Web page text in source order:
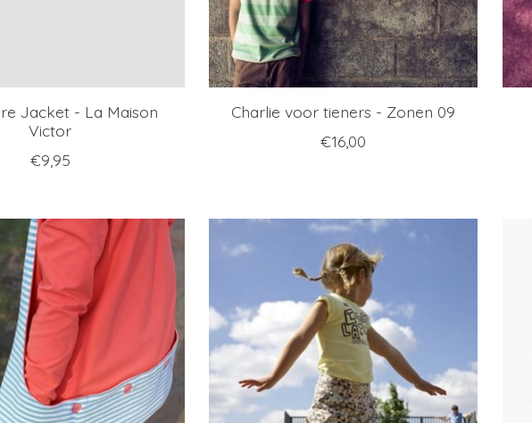
Jacket - La Maison
Victor
€9,95
Charlie voor tieners - Zonen 09
€16,00